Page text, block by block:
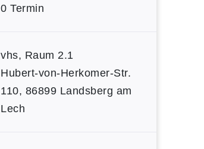
0 Termin
vhs, Raum 2.1
Hubert-von-Herkomer-Str.
110, 86899 Landsberg am
Lech